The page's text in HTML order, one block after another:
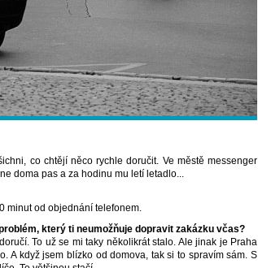
co chtějí něco rychle doručit. Ve městě messenger
doma pas a za hodinu mu letí letadlo...
minut od objednání telefonem.
který ti neumožňuje dopravit zakázku včas?
To už se mi taky několikrát stalo. Ale jinak je Praha
A když jsem blízko od domova, tak si to spravím sám. S